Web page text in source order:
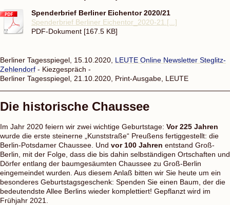
Spenderbrief Berliner Eichentor 2020/21
Spenderbrief Berliner Eichentor_2020-21.[...]
PDF-Dokument [167.5 KB]
Berliner Tagesspiegel, 15.10.2020, LEUTE Online Newsletter Steglitz-
Zehlendorf - Kiezgespräch -
Berliner Tagesspiegel, 21.10.2020, Print-Ausgabe, LEUTE
Die historische Chaussee
Im Jahr 2020 feiern wir zwei wichtige Geburtstage: Vor 225 Jahren
wurde die erste steinerne „Kunststraße“ Preußens fertiggestellt: die
Berlin-Potsdamer Chaussee. Und vor 100 Jahren entstand Groß-
Berlin, mit der Folge, dass die bis dahin selbständigen Ortschaften und
Dörfer entlang der baumgesäumten Chaussee zu Groß-Berlin
eingemeindet wurden. Aus diesem Anlaß bitten wir Sie heute um ein
besonderes Geburtstagsgeschenk: Spenden Sie einen Baum, der die
bedeutendste Allee Berlins wieder komplettiert! Gepflanzt wird im
Frühjahr 2021.